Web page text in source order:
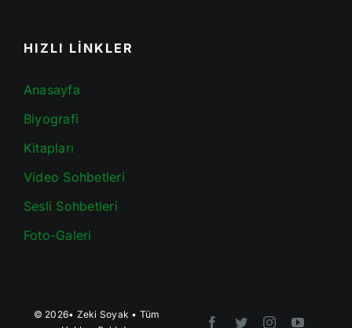
HIZLI LİNKLER
Anasayfa
Biyografi
Kitapları
Video Sohbetleri
Sesli Sohbetleri
Foto-Galeri
© 2026• Zeki Soyak • Tüm